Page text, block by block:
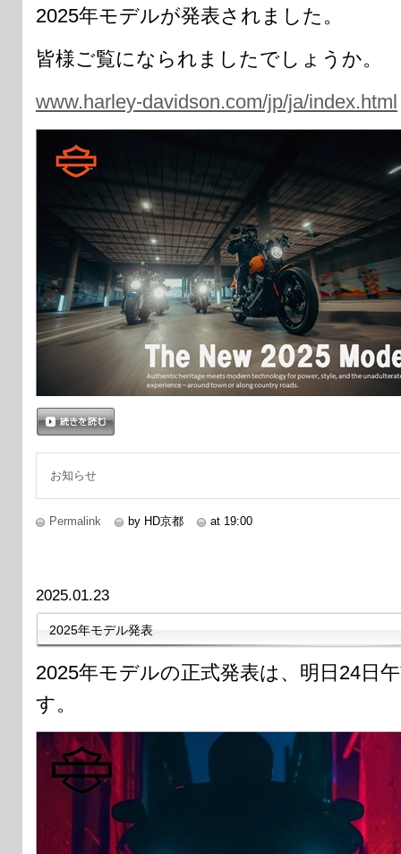
2025年モデルが発表されました。
皆様ご覧になられましたでしょうか。
www.harley-davidson.com/jp/ja/index.html
お知らせ
Permalink by HD京都 at 19:00
2025.01.23
2025年モデル発表
2025年モデルの正式発表は、明日24日
す。